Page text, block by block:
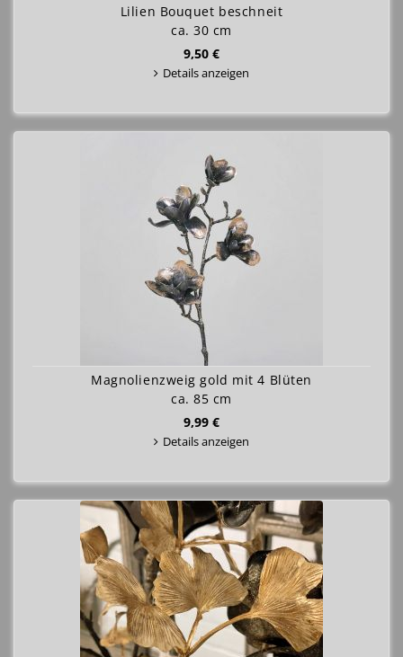
Lilien Bouquet beschneit
ca. 30 cm
9,50 €
Details anzeigen
Magnolienzweig gold mit 4 Blüten
ca. 85 cm
9,99 €
Details anzeigen